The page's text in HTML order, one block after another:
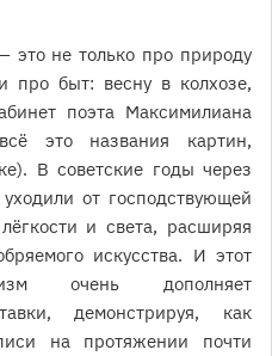
это не только про природу
про быт: весну в колхозе,
поэта Максимилиана
это названия картин,
В советские годы через
от господствующей
и света, расширяя
искусства. И этот
очень дополняет
демонстрируя, как
на протяжении почти